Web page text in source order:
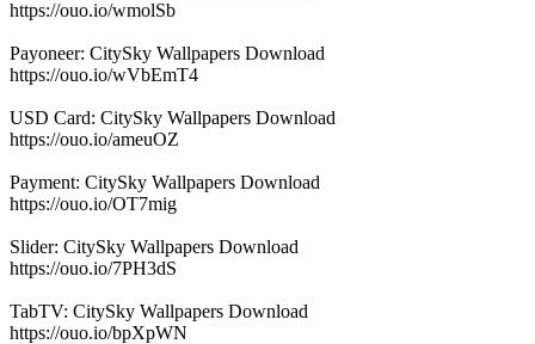
https://ouo.io/wmolSb
Payoneer: CitySky Wallpapers Download
https://ouo.io/wVbEmT4
USD Card: CitySky Wallpapers Download
https://ouo.io/ameuOZ
Payment: CitySky Wallpapers Download
https://ouo.io/OT7mig
Slider: CitySky Wallpapers Download
https://ouo.io/7PH3dS
TabTV: CitySky Wallpapers Download
https://ouo.io/bpXpWN